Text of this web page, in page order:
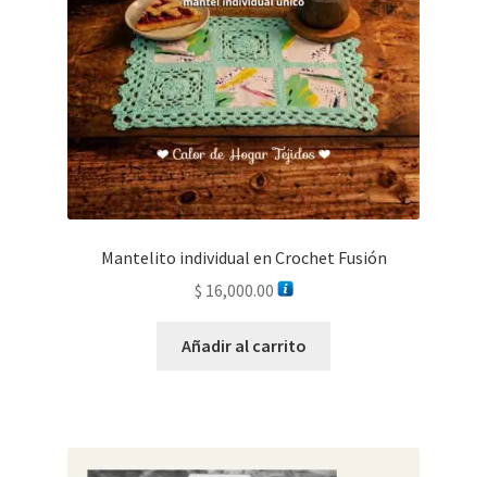
Mantelito individual en Crochet Fusión
$ 16,000.00
Añadir al carrito